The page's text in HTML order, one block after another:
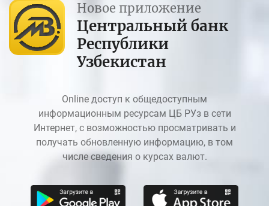
Новое приложение
Центральный банк
Республики
Узбекистан
Online доступ к общедоступным
информационным ресурсам ЦБ РУз в сети
Интернет, с возможностью просматривать и
получать обновленную информацию, в том
числе сведения о курсах валют.